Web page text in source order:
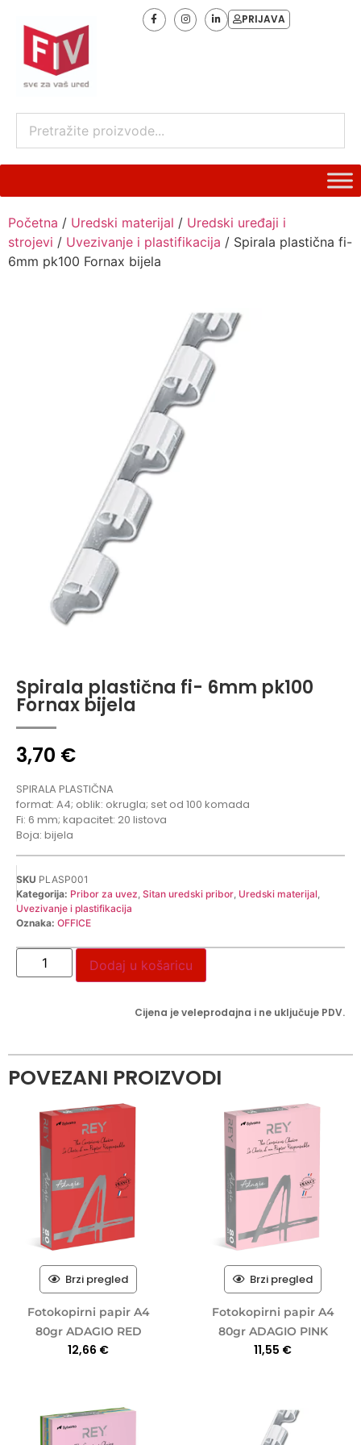
PRIJAVA
Početna / Uredski materijal / Uredski uređaji i
strojevi / Uvezivanje i plastifikacija / Spirala plastična fi-
6mm pk100 Fornax bijela
Spirala plastična fi- 6mm pk100
Fornax bijela
3,70 €
SPIRALA PLASTIČNA
format: A4; oblik: okrugla; set od 100 komada
Fi: 6 mm; kapacitet: 20 listova
Boja: bijela
SKU PLASP001
Kategorija: Pribor za uvez Sitan uredski pribor Uredski materijal
Uvezivanje i plastifikacija
Oznaka: OFFICE
Dodaj u košaricu
Cijena je veleprodajna i ne uključuje PDV.
POVEZANI PROIZVODI
Brzi pregled
Fotokopirni papir A4
80gr ADAGIO RED
12,66 €
Brzi pregled
Fotokopirni papir A4
80gr ADAGIO PINK
11,55 €